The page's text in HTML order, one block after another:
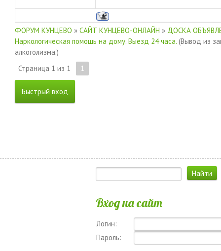
ФОРУМ КУНЦЕВО » САЙТ КУНЦЕВО-ОНЛАЙН » ДОСКА
Наркологическая помощь на дому. Выезд 24 часа. (Вывод из
алкоголизма.)
Страница 1 из 1 1
Вход на сайт
Логин:
Пароль: